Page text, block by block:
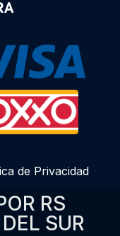
de Privacidad
RS
SUR